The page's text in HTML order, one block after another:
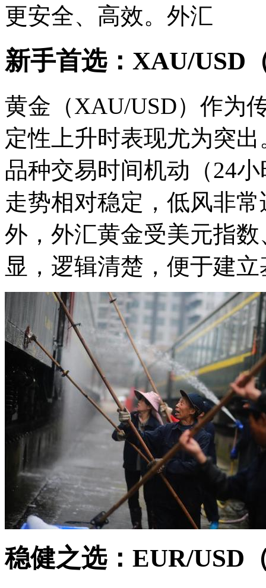
更安全、高效。外汇
新手首选：XAU/USD
黄金（XAU/USD）作为
定性上升时表现尤为突
品种交易时间机动（24
走势相对稳定，低风非常
外，外汇黄金受美元指
显，逻辑清楚，便于建
稳健之选：EUR/USD